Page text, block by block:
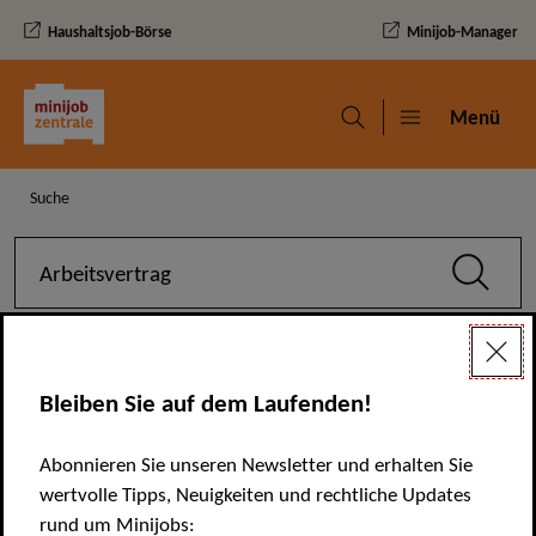
Haushaltsjob-Börse Minijob-Manager
Navigation und Service
Menü Menü
Navigationspfad
Suche
Suche
79]
1 - 10 von79 Ergebnissen Sortieren
Suchergebnisse
Bleiben Sie auf dem Laufenden!
Abonnieren Sie unseren Newsletter und erhalten Sie
wertvolle Tipps, Neuigkeiten und rechtliche Updates
rund um Minijobs: